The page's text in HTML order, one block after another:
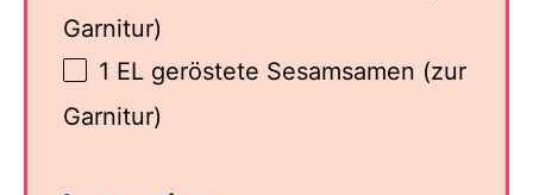
Garnitur)
1 EL geröstete Sesamsamen (zur
Garnitur)